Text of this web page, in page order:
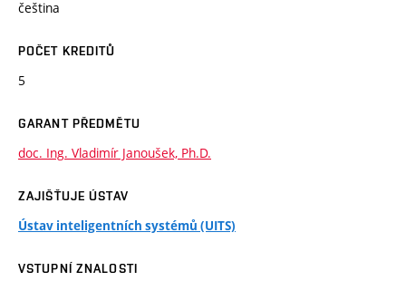
čeština
POČET KREDITŮ
5
GARANT PŘEDMĚTU
doc. Ing. Vladimír Janoušek, Ph.D.
ZAJIŠŤUJE ÚSTAV
Ústav inteligentních systémů (UITS)
VSTUPNÍ ZNALOSTI